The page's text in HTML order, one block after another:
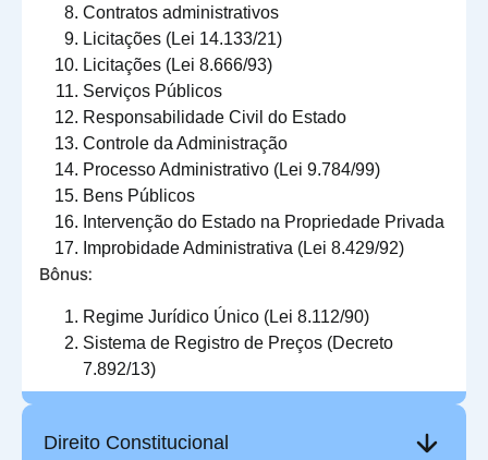
Contratos administrativos
Licitações (Lei 14.133/21)
Licitações (Lei 8.666/93)
Serviços Públicos
Responsabilidade Civil do Estado
Controle da Administração
Processo Administrativo (Lei 9.784/99)
Bens Públicos
Intervenção do Estado na Propriedade Privada
Improbidade Administrativa (Lei 8.429/92)
Bônus:
Regime Jurídico Único (Lei 8.112/90)
Sistema de Registro de Preços (Decreto
7.892/13)
Direito Constitucional